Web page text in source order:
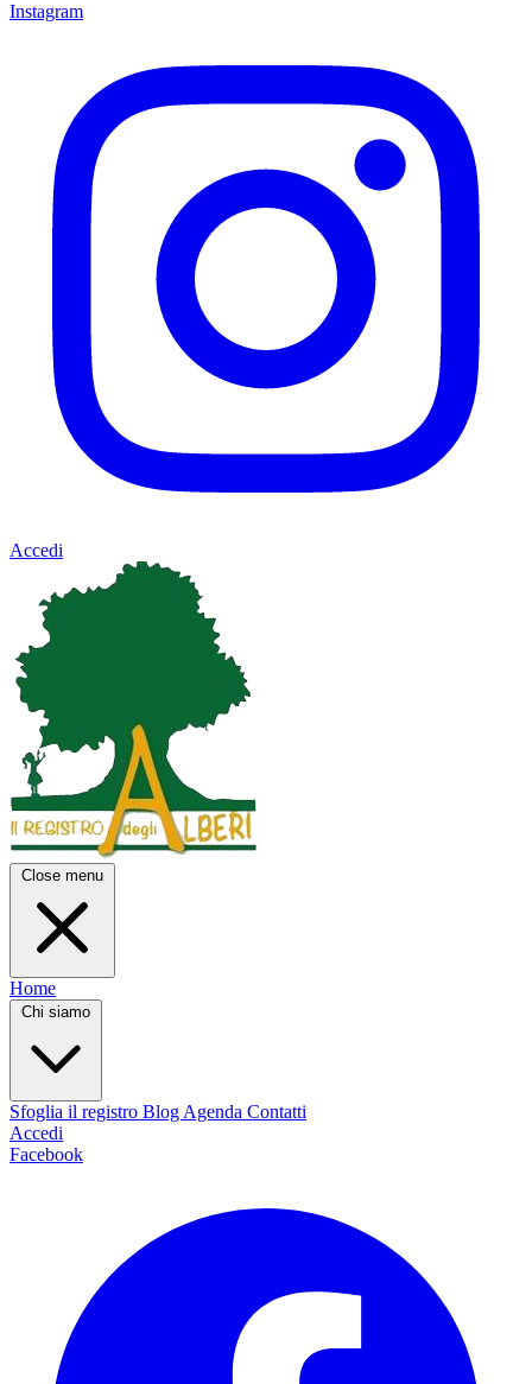
Instagram
Accedi
Close menu
Home
Chi siamo
Sfoglia il registro Blog Agenda Contatti
Accedi
Facebook